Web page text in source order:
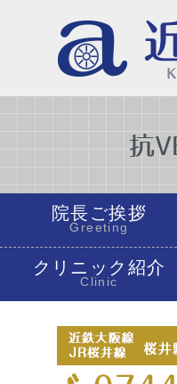
抗
院長ご挨拶
Greeting
クリニック紹介
Clinic